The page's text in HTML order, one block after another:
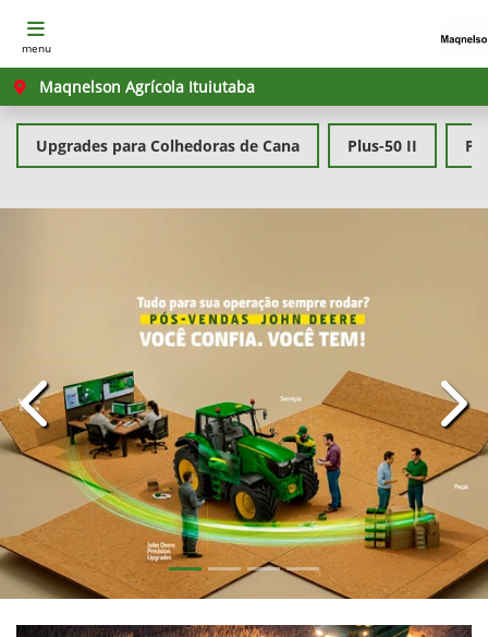
menu
Maqnelson Agrícola Ituiutaba
Upgrades para Colhedoras de Cana Plus-50 II